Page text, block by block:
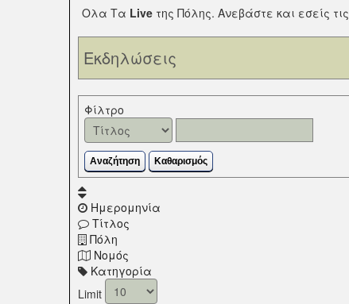
Ολα Τα Live της Πόλης. Ανεβάστε και εσείς τις
Εκδηλώσεις
Φίλτρο
Αναζήτηση Καθαρισμός
Ημερομηνία
Τίτλος
Πόλη
Νομός
Κατηγορία
Limit